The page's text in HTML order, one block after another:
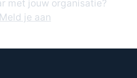
met jouw organisatie?
Meld je aan